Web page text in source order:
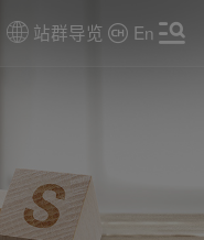
站群导览 En